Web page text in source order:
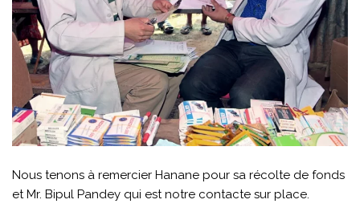
Nous tenons à remercier Hanane pour sa récolte de fonds
et Mr. Bipul Pandey qui est notre contacte sur place.